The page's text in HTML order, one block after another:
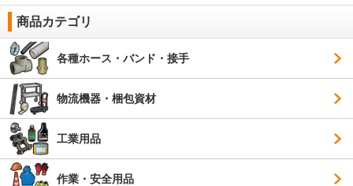
商品カテゴリ
各種ホース・バンド・接手
物流機器・梱包資材
工業用品
作業・安全用品